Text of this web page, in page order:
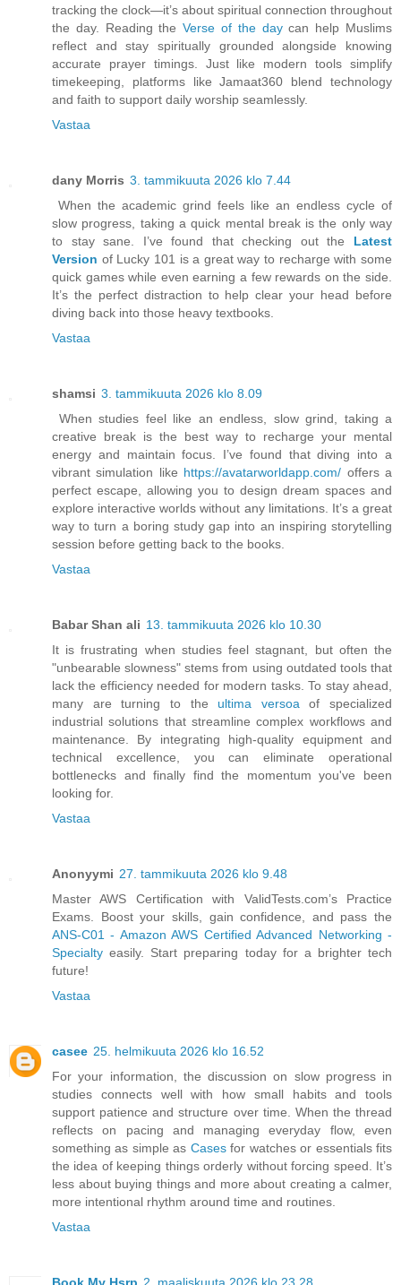
tracking the clock—it’s about spiritual connection throughout
the day. Reading theVerse of the daycan help Muslims
reflect and stay spiritually grounded alongside knowing
accurate prayer timings. Just like modern tools simplify
timekeeping, platforms like Jamaat360 blend technology
and faith to support daily worship seamlessly.
Vastaa
dany Morris 3. tammikuuta 2026 klo 7.44
When the academic grind feels like an endless cycle of
slow progress, taking a quick mental break is the only way
to stay sane. I’ve found that checking out the
Latest
Version of Lucky 101 is a great way to recharge with some
quick games while even earning a few rewards on the side.
It’s the perfect distraction to help clear your head before
diving back into those heavy textbooks.
Vastaa
shamsi 3. tammikuuta 2026 klo 8.09
When studies feel like an endless, slow grind, taking a
creative break is the best way to recharge your mental
energy and maintain focus. I’ve found that diving into a
vibrant simulation like https://avatarworldapp.com/ offers a
perfect escape, allowing you to design dream spaces and
explore interactive worlds without any limitations. It’s a great
way to turn a boring study gap into an inspiring storytelling
session before getting back to the books.
Vastaa
Babar Shan ali 13. tammikuuta 2026 klo 10.30
It is frustrating when studies feel stagnant, but often the
"unbearable slowness" stems from using outdated tools that
lack the efficiency needed for modern tasks. To stay ahead,
many are turning to the ultima versoaof specialized
industrial solutions that streamline complex workflows and
maintenance. By integrating high-quality equipment and
technical excellence, you can eliminate operational
bottlenecks and finally find the momentum you've been
looking for.
Vastaa
Anonyymi 27. tammikuuta 2026 klo 9.48
Master AWS Certification with ValidTests.com’s Practice
Exams. Boost your skills, gain confidence, and pass the
ANS-C01 - Amazon AWS Certified Advanced Networking -
Specialty easily. Start preparing today for a brighter tech
future!
Vastaa
casee 25. helmikuuta 2026 klo 16.52
For your information, the discussion on slow progress in
studies connects well with how small habits and tools
support patience and structure over time. When the thread
reflects on pacing and managing everyday flow, even
something as simple as Casesfor watches or essentials fits
the idea of keeping things orderly without forcing speed. It’s
less about buying things and more about creating a calmer,
more intentional rhythm around time and routines.
Vastaa
Book My Hsrp 2. maaliskuuta 2026 klo 23.28